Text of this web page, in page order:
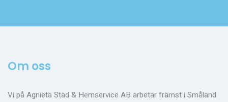
Om oss
Vi på Agnieta Städ & Hemservice AB arbetar främst i Småland